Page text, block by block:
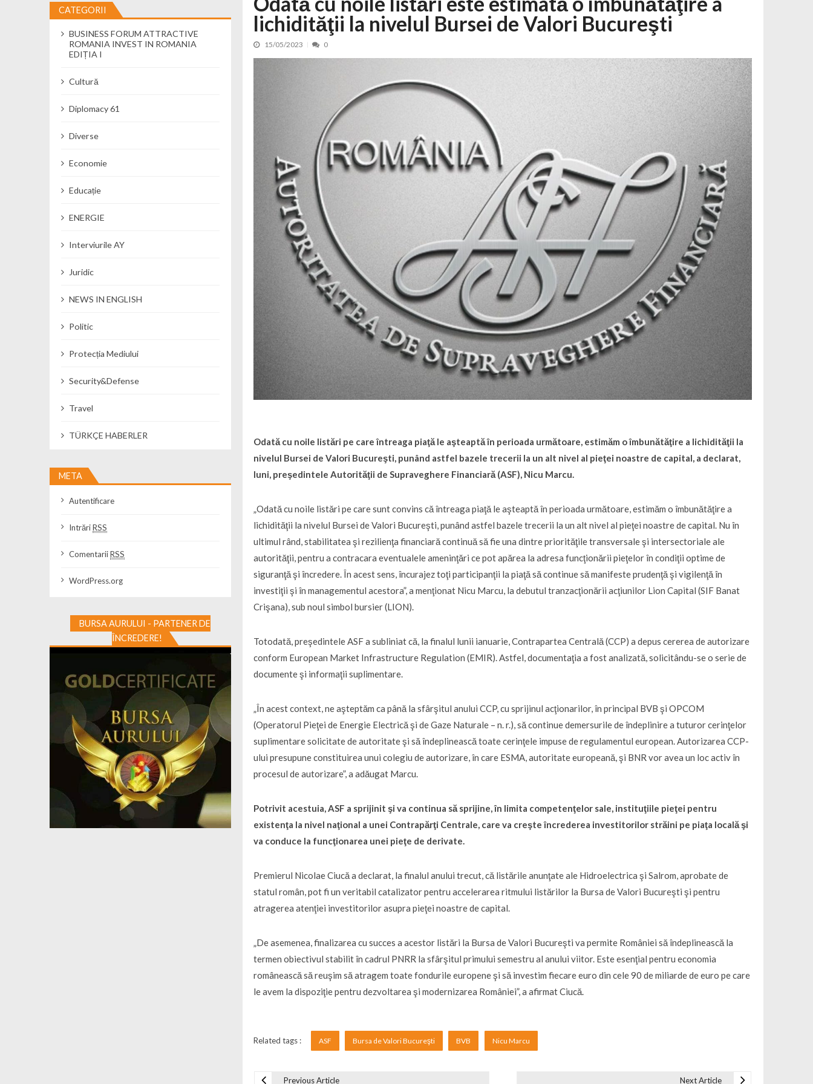
Cseke Attila: Am creat, până în prezent, peste 5.000 de noi locuri în creșe... 15/07/2026
Încă o creșă modernă pentru Alba: 40 de locuri noi la Zlatna prin Programul...
Ministerul Apărării Naționale participă la efortul național pentru protejar... 04/08/2026
Dobânzi de pânã la 7,50% la ediția FIDELIS din luna august
MMAP pune în consultare publică proiectul Catalogului național al zonelor pri... 04/08/2026
lichidităţii la nivelul Bursei de Valori Bucureşti
15/05/2023 0
Odată cu noile listări pe care întreaga piaţă le aşteaptă în perioada următoare, estimăm o îmbunătăţire a lichidităţii la
nivelul Bursei de Valori Bucureşti, punând astfel bazele trecerii la un alt nivel al pieţei noastre de capital, a declarat,
luni, preşedintele Autorităţii de Supraveghere Financiară (ASF), Nicu Marcu.
„Odată cu noile listări pe care sunt convins că întreaga piaţă le aşteaptă în perioada următoare, estimăm o îmbunătăţire a
lichidităţii la nivelul Bursei de Valori Bucureşti, punând astfel bazele trecerii la un alt nivel al pieţei noastre de capital. Nu în
ultimul rând, stabilitatea şi rezilienţa financiară continuă să fie una dintre priorităţile transversale şi intersectoriale ale
autorităţii, pentru a contracara eventualele ameninţări ce pot apărea la adresa funcţionării pieţelor în condiţii optime de
siguranţă şi încredere. În acest sens, încurajez toţi participanţii la piaţă să continue să manifeste prudenţă şi vigilenţă în
investiţii şi în managementul acestora”, a menţionat Nicu Marcu, la debutul tranzacţionării acţiunilor Lion Capital (SIF Banat
Crişana), sub noul simbol bursier (LION).
Totodată, preşedintele ASF a subliniat că, la finalul lunii ianuarie, Contrapartea Centrală (CCP) a depus cererea de autorizare
conform European Market Infrastructure Regulation (EMIR). Astfel, documentaţia a fost analizată, solicitându-se o serie de
documente şi informaţii suplimentare.
„În acest context, ne aşteptăm ca până la sfârşitul anului CCP, cu sprijinul acţionarilor, în principal BVB şi OPCOM
(Operatorul Pieţei de Energie Electrică şi de Gaze Naturale – n. r.), să continue demersurile de îndeplinire a tuturor cerinţelor
suplimentare solicitate de autoritate şi să îndeplinească toate cerinţele impuse de regulamentul european. Autorizarea CCP-
ului presupune constituirea unui colegiu de autorizare, în care ESMA, autoritate europeană, şi BNR vor avea un loc activ în
procesul de autorizare”, a adăugat Marcu.
Potrivit acestuia, ASF a sprijinit şi va continua să sprijine, în limita competenţelor sale, instituţiile pieţei pentru
existenţa la nivel naţional a unei Contrapărţi Centrale, care va creşte încrederea investitorilor străini pe piaţa locală şi
va conduce la funcţionarea unei pieţe de derivate.
Premierul Nicolae Ciucă a declarat, la finalul anului trecut, că listările anunţate ale Hidroelectrica şi Salrom, aprobate de
statul român, pot fi un veritabil catalizator pentru accelerarea ritmului listărilor la Bursa de Valori Bucureşti şi pentru
atragerea atenţiei investitorilor asupra pieţei noastre de capital.
„De asemenea, finalizarea cu succes a acestor listări la Bursa de Valori Bucureşti va permite României să îndeplinească la
termen obiectivul stabilit în cadrul PNRR la sfârşitul primului semestru al anului viitor. Este esenţial pentru economia
românească să reuşim să atragem toate fondurile europene şi să investim fiecare euro din cele 90 de miliarde de euro pe care
le avem la dispoziţie pentru dezvoltarea şi modernizarea României”, a afirmat Ciucă.
Related tags : ASF Bursa de Valori Bucureşti BVB Nicu Marcu
Previous Article Next Article
CATEGORII
BUSINESS FORUM ATTRACTIVE
ROMANIA INVEST IN ROMANIA
EDIȚIA I
Cultură
Diplomacy 61
Diverse
Economie
Educație
ENERGIE
Interviurile AY
Juridic
NEWS IN ENGLISH
Politic
Protecția Mediului
Security&Defense
Travel
TÜRKÇE HABERLER
META
Autentificare
IntrăriRSS
ComentariiRSS
WordPress.org
BURSA AURULUI - PARTENER DE
ÎNCREDERE!